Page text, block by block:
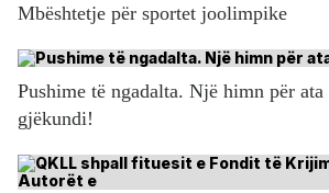
Mbështetje për sportet joolimpike
Pushime të ngadalta. Një himn për ata
gjëkundi!